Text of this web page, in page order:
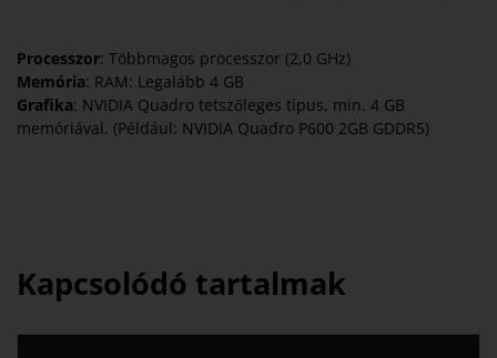
Processzor: Többmagos processzor (2,0 GHz)
Memória: RAM: Legalább 4 GB
Grafika: NVIDIA Quadro tetszőleges típus, min. 4 GB
memóriával. (Például: NVIDIA Quadro P600 2GB GDDR5)
Kapcsolódó tartalmak